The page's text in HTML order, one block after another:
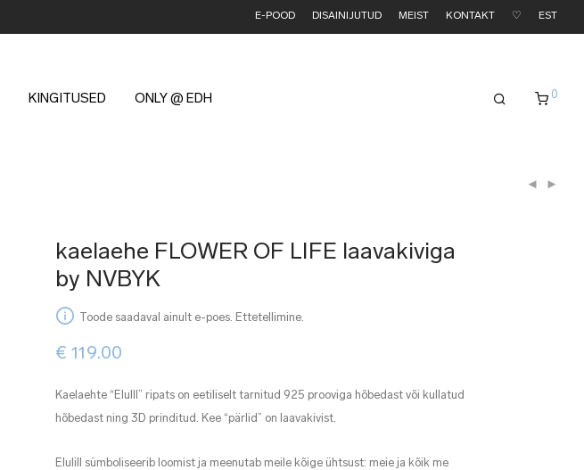
E-POOD DISAINIJUTUD MEIST KONTAKT ♡ EST
KINGITUSED ONLY @ EDH 0
kaelaehe FLOWER OF LIFE laavakiviga
by NVBYK
Toode saadaval ainult e-poes. Ettetellimine.
€ 119.00
Kaelaehte “Elulll” ripats on eetiliselt tarnitud 925 prooviga hõbedast või kullatud
hõbedast ning 3D prinditud. Kee “pärlid” on laavakivist.
Elulill sümboliseerib loomist ja meenutab meile kõige ühtsust: meie ja kõik me